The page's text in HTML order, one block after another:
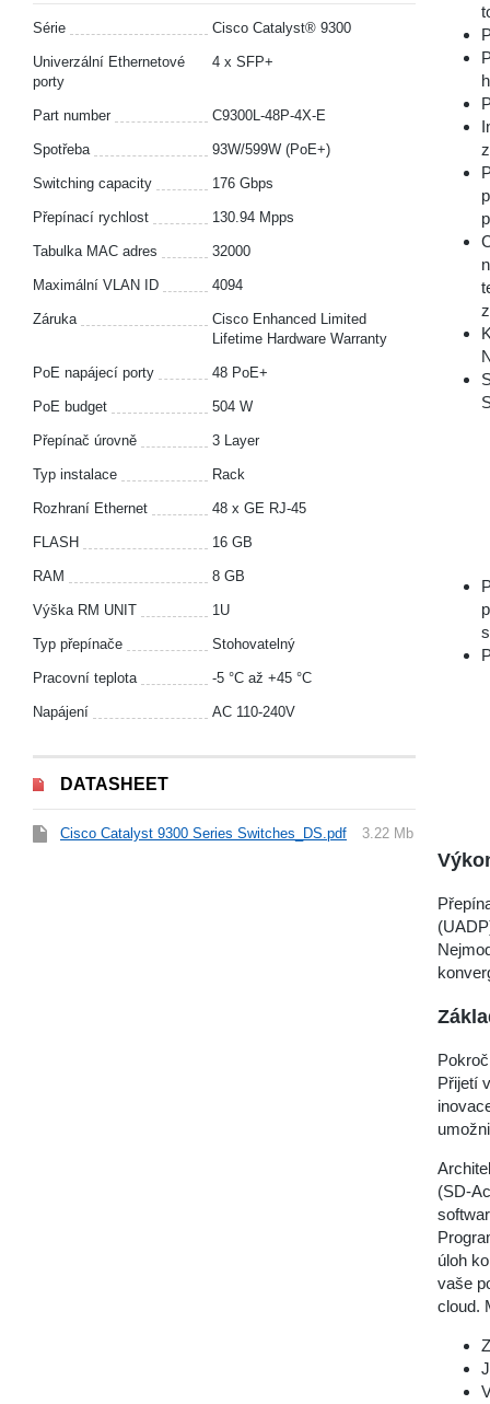
Série Cisco Catalyst® 9300
Univerzální Ethernetové
porty
4 x SFP+
Part number C9300L-48P-4X-E
Spotřeba 93W/599W (PoE+)
Switching capacity 176 Gbps
Přepínací rychlost 130.94 Mpps
Tabulka MAC adres 32000
Maximální VLAN ID 4094
Záruka
Cisco Enhanced Limited
Lifetime Hardware Warranty
PoE napájecí porty 48 PoE+
PoE budget 504 W
Přepínač úrovně 3 Layer
Typ instalace Rack
Rozhraní Ethernet 48 x GE RJ-45
FLASH 16 GB
RAM 8 GB
Výška RM UNIT 1U
Typ přepínače Stohovatelný
Pracovní teplota -5 °С až +45 °С
Napájení AC 110-240V
DATASHEET
Cisco Catalyst 9300 Series Switches_DS.pdf 3.22 Mb
Přijetí
(SD-
úloh
vaše
cloud.